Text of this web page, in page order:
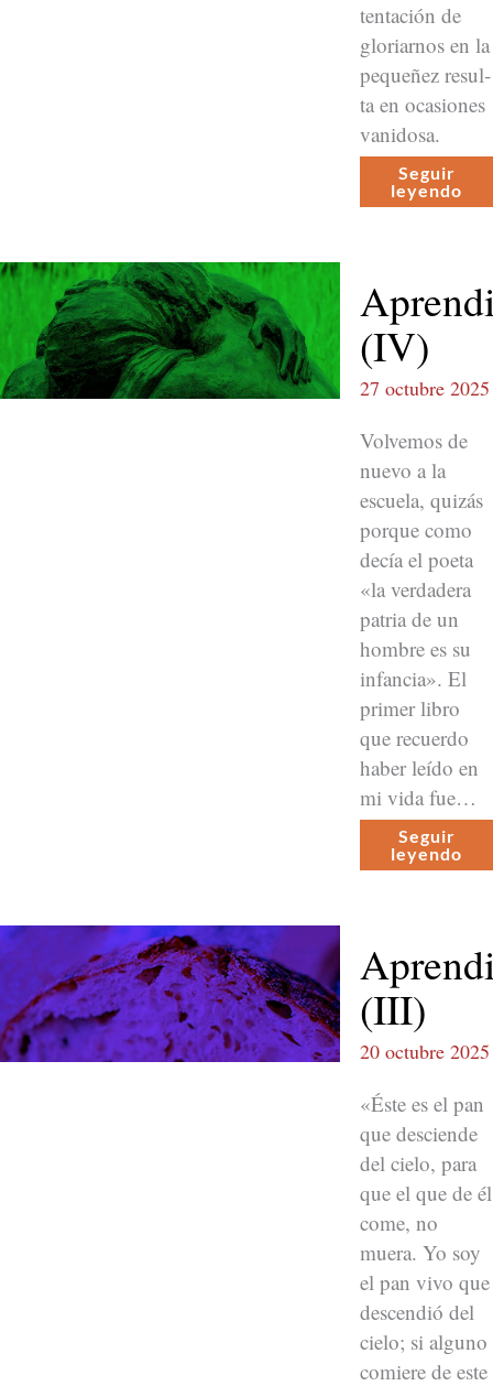
tentación de
glo­ri­arnos en la
pequeñez resul­
ta en oca­siones
vanidosa.
Seguir
leyen­do
(IV)
27 octubre 2025
Volve­mos de
nue­vo a la
escuela, quizás
porque como
decía el poeta
«la ver­dadera
patria de un
hom­bre es su
infan­cia». El
primer libro
que recuer­do
haber leí­do en
mi vida fue…
Seguir
leyen­do
(III)
20 octubre 2025
«Éste es el pan
que desciende
del cielo, para
que el que de él
come, no
muera. Yo soy
el pan vivo que
descendió del
cielo; si alguno
comiere de este